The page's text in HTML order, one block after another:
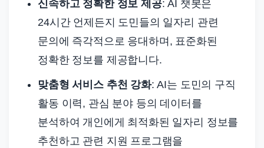
신속하고 정확한 정보 제공: AI 챗봇은
24시간 언제든지 도민들의 일자리 관련
문의에 즉각적으로 응대하며, 표준화된
정확한 정보를 제공합니다.
맞춤형 서비스 추천 강화: AI는 도민의 구직
활동 이력, 관심 분야 등의 데이터를
분석하여 개인에게 최적화된 일자리 정보를
추천하고 관련 지원 프로그램을